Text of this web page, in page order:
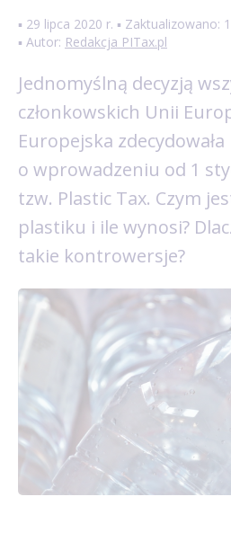
▪ 29 lipca 2020 r. ▪ Zaktualizowano:
▪ Autor: Redakcja PITax.pl
Jednomyślną decyzją
członkowskich Unii
Europejska zdecydowała
o wprowadzeniu od 1
tzw. Plastic Tax. Czym
plastiku i ile wynosi?
takie kontrowersje?